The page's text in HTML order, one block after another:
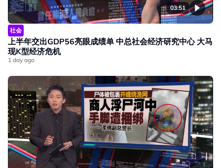
03:51
社会
上半年交出GDP56亮眼成绩单 中总社会经济研究中心 大马
现K型经济危机
1 day ago